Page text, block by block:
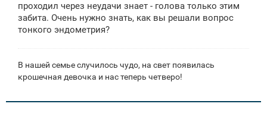
проходил через неудачи знает - голова только этим
забита. Очень нужно знать, как вы решали вопрос
тонкого эндометрия?
В нашей семье случилось чудо, на свет появилась
крошечная девочка и нас теперь четверо!